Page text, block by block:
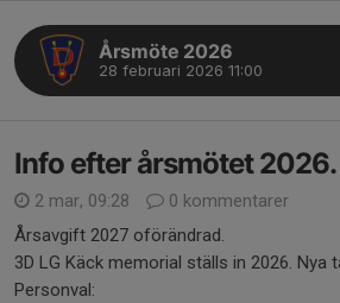
Årsmöte 2026
28 februari 2026 11:00
Info efter årsmötet 2026.
2 mar, 09:28
0 kommentarer
Årsavgift 2027 oförändrad.
3D LG Käck memorial ställs in 2026. Nya
Personval: